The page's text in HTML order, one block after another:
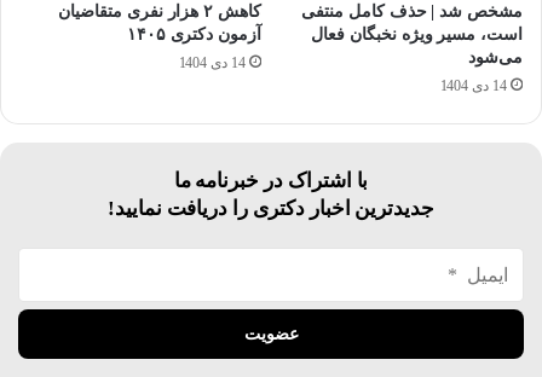
مشخص شد | حذف کامل منتفی
است، مسیر ویژه نخبگان فعال
می‌شود
14 دی 1404
کاهش ۲ هزار نفری متقاضیان
آزمون دکتری ۱۴۰۵
14 دی 1404
با اشتراک در خبرنامه ما
جدیدترین اخبار دکتری را دریافت نمایید!